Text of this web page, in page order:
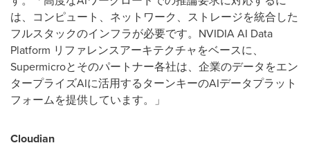
は、コンピュート、ネットワーク、ストレージを統合した
フルスタックのインフラが必要です。NVIDIA AI Data
Platform リファレンスアーキテクチャをベースに、
Supermicroとそのパートナー各社は、企業のデータをエン
タープライズAIに活用するターンキーのAIデータプラット
フォームを提供しています。」
Cloudian